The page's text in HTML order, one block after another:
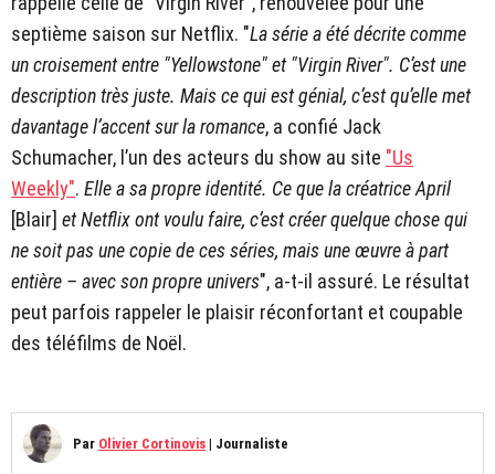
septième saison sur Netflix. "La série a été décrite comme
un croisement entre "Yellowstone" et "Virgin River". C’est une
description très juste. Mais ce qui est génial, c’est qu’elle met
davantage l’accent sur la romance, a confié Jack
Schumacher, l’un des acteurs du show au site "Us
Weekly". Elle a sa propre identité. Ce que la créatrice April
[Blair] et Netflix ont voulu faire, c’est créer quelque chose qui
ne soit pas une copie de ces séries, mais une œuvre à part
entière – avec son propre univers", a-t-il assuré. Le résultat
peut parfois rappeler le plaisir réconfortant et coupable
des téléfilms de Noël.
Par Olivier Cortinovis | Journaliste